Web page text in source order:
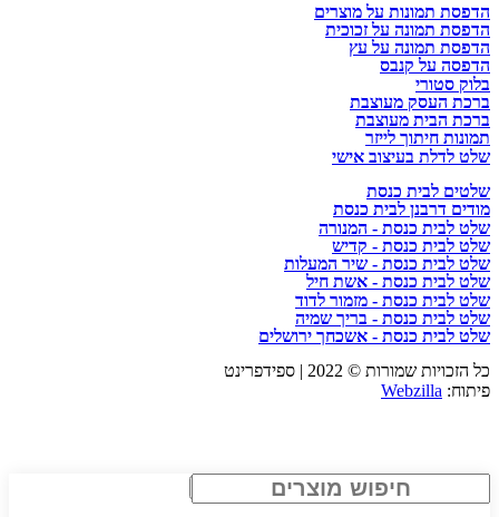
הדפסת תמונות על מוצרים
הדפסת תמונה על זכוכית
הדפסת תמונה על עץ
הדפסה על קנבס
בלוק סטורי
ברכת העסק מעוצבת
ברכת הבית מעוצבת
תמונות חיתוך לייזר
שלט לדלת בעיצוב אישי
שלטים לבית כנסת
מודים דרבנן לבית כנסת
שלט לבית כנסת - המנורה
שלט לבית כנסת - קדיש
שלט לבית כנסת - שיר המעלות
שלט לבית כנסת - אשת חיל
שלט לבית כנסת - מזמור לדוד
שלט לבית כנסת - בריך שמיה
שלט לבית כנסת - אשכחך ירושלים
כל הזכויות שמורות © 2022 | ספידפרינט
פיתוח: Webzilla